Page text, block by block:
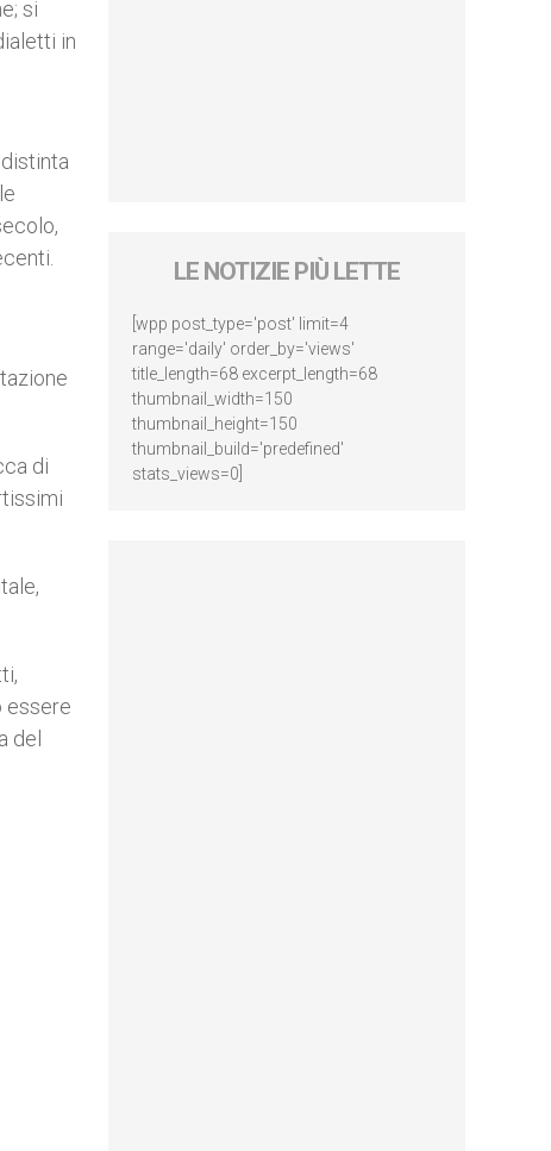
si
in
di
essere
del
LE NOTIZIE PIÙ LETTE
[wpp post_type='post' limit=4
range='daily' order_by='views'
title_length=68 excerpt_length=68
thumbnail_width=150
thumbnail_height=150
thumbnail_build='predefined'
stats_views=0]